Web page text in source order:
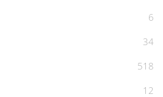
6
34
518
12